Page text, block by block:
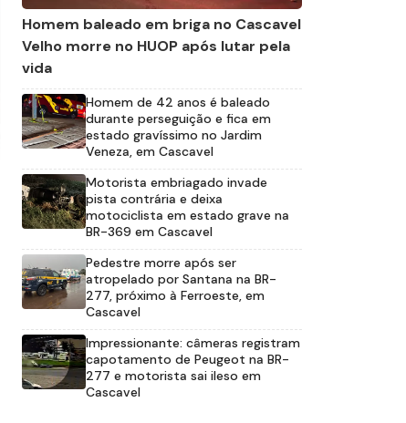
Homem baleado em briga no Cascavel
Velho morre no HUOP após lutar pela
vida
Homem de 42 anos é baleado
durante perseguição e fica em
estado gravíssimo no Jardim
Veneza, em Cascavel
Motorista embriagado invade
pista contrária e deixa
motociclista em estado grave na
BR-369 em Cascavel
Pedestre morre após ser
atropelado por Santana na BR-
277, próximo à Ferroeste, em
Cascavel
Impressionante: câmeras registram
capotamento de Peugeot na BR-
277 e motorista sai ileso em
Cascavel